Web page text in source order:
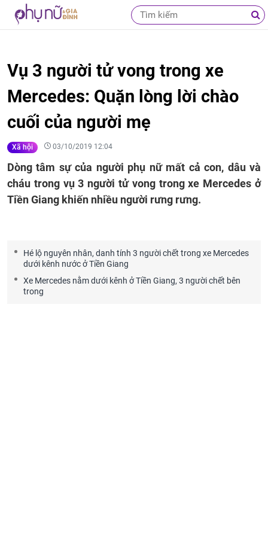
Vụ 3 người tử vong trong xe
Mercedes: Quặn lòng lời chào
cuối của người mẹ
Xã hội 03/10/2019 12:04
Dòng tâm sự của người phụ nữ mất cả con, dâu và
cháu trong vụ 3 người tử vong trong xe Mercedes ở
Tiền Giang khiến nhiều người rưng rưng.
Hé lộ nguyên nhân, danh tính 3 người chết trong xe Mercedes
dưới kênh nước ở Tiền Giang
Xe Mercedes nằm dưới kênh ở Tiền Giang, 3 người chết bên
trong